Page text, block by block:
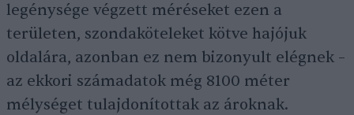
legénysége végzett méréseket ezen a
területen, szondaköteleket kötve hajójuk
oldalára, azonban ez nem bizonyult elégnek –
az ekkori számadatok még 8100 méter
mélységet tulajdonítottak az ároknak.